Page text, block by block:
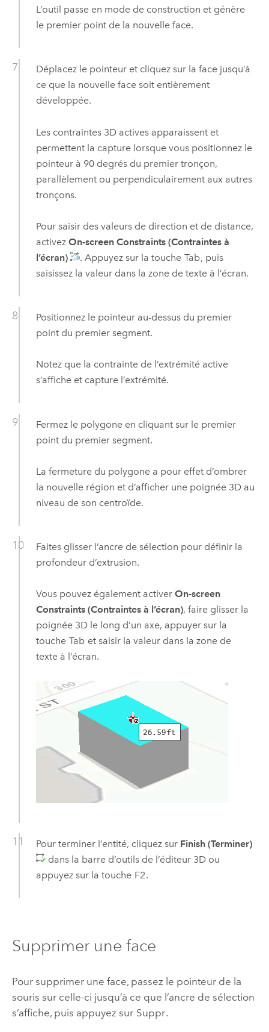
L’outil passe en mode de construction et génère
le premier point de la nouvelle face.
Déplacez le pointeur et cliquez sur la face jusqu’à
ce que la nouvelle face soit entièrement
développée.
Les contraintes 3D actives apparaissent et
permettent la capture lorsque vous positionnez le
pointeur à 90 degrés du premier tronçon,
parallèlement ou perpendiculairement aux autres
tronçons.
Pour saisir des valeurs de direction et de distance,
activez On-screen Constraints (Contraintes à
l’écran)
. Appuyez sur la touche Tab, puis
saisissez la valeur dans la zone de texte à l’écran.
Positionnez le pointeur au-dessus du premier
point du premier segment.
Notez que la contrainte de l’extrémité active
s’affiche et capture l’extrémité.
Fermez le polygone en cliquant sur le premier
point du premier segment.
La fermeture du polygone a pour effet d’ombrer
la nouvelle région et d’afficher une poignée 3D au
niveau de son centroïde.
Faites glisser l’ancre de sélection pour définir la
profondeur d’extrusion.
Vous pouvez également activer On-screen
Constraints (Contraintes à l’écran), faire glisser la
poignée 3D le long d’un axe, appuyer sur la
touche Tab et saisir la valeur dans la zone de
texte à l’écran.
Pour terminer l’entité, cliquez sur Finish (Terminer)
dans la barre d’outils de l’éditeur 3D ou
appuyez sur la touche F2.
Supprimer une face
Pour supprimer une face, passez le pointeur de la
souris sur celle-ci jusqu’à ce que l’ancre de sélection
s’affiche, puis appuyez sur Suppr.